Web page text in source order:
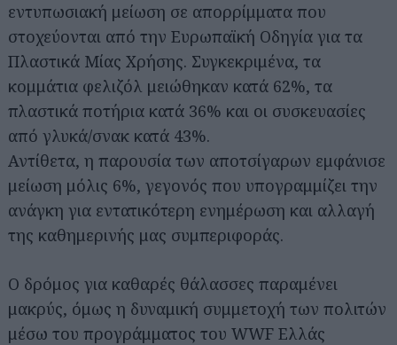
εντυπωσιακή μείωση σε απορρίμματα που
στοχεύονται από την Ευρωπαϊκή Οδηγία για τα
Πλαστικά Μίας Χρήσης. Συγκεκριμένα, τα
κομμάτια φελιζόλ μειώθηκαν κατά 62%, τα
πλαστικά ποτήρια κατά 36% και οι συσκευασίες
από γλυκά/σνακ κατά 43%.
Αντίθετα, η παρουσία των αποτσίγαρων εμφάνισε
μείωση μόλις 6%, γεγονός που υπογραμμίζει την
ανάγκη για εντατικότερη ενημέρωση και αλλαγή
της καθημερινής μας συμπεριφοράς.
Ο δρόμος για καθαρές θάλασσες παραμένει
μακρύς, όμως η δυναμική συμμετοχή των πολιτών
μέσω του προγράμματος του WWF Ελλάς